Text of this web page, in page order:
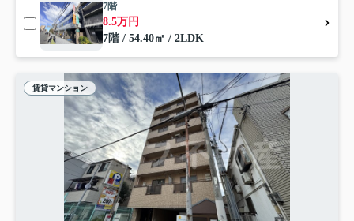
7階
8.5万円
7階 / 54.40㎡ / 2LDK
賃貸マンション